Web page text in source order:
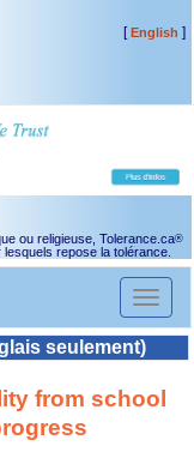
[English ]
ou religieuse, Tolerance.ca®
repose la tolérance.
Toggle
seulement)
from school